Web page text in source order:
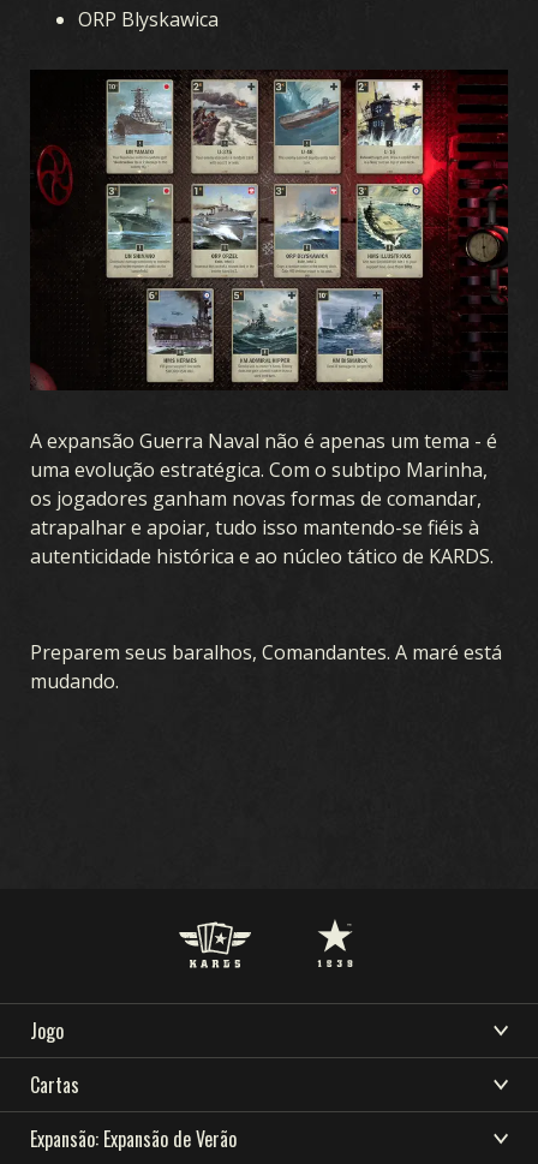
ORP Blyskawica
A expansão Guerra Naval não é apenas um tema - é
uma evolução estratégica. Com o subtipo Marinha,
os jogadores ganham novas formas de comandar,
atrapalhar e apoiar, tudo isso mantendo-se fiéis à
autenticidade histórica e ao núcleo tático de KARDS.
Preparem seus baralhos, Comandantes. A maré está
mudando.
BAIXAR SUPORTE
NOVIDADES
COMUNIDADE
KARDS ESPORTS
RECURSOS
Jogo
O QUE É O KARDS
COMO JOGAR
Cartas
COLEÇÃO
Expansão: Expansão de Verão